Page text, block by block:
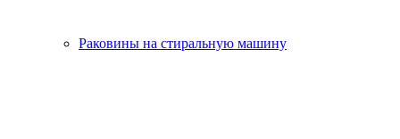
Раковины на стиральную машину